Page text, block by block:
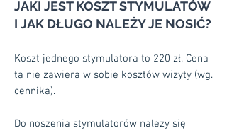
JAKI JEST KOSZT STYMULATÓW
I JAK DŁUGO NALEŻY JE NOSIĆ?
Koszt jednego stymulatora to 220 zł. Cena
ta nie zawiera w sobie kosztów wizyty (wg.
cennika).
Do noszenia stymulatorów należy się